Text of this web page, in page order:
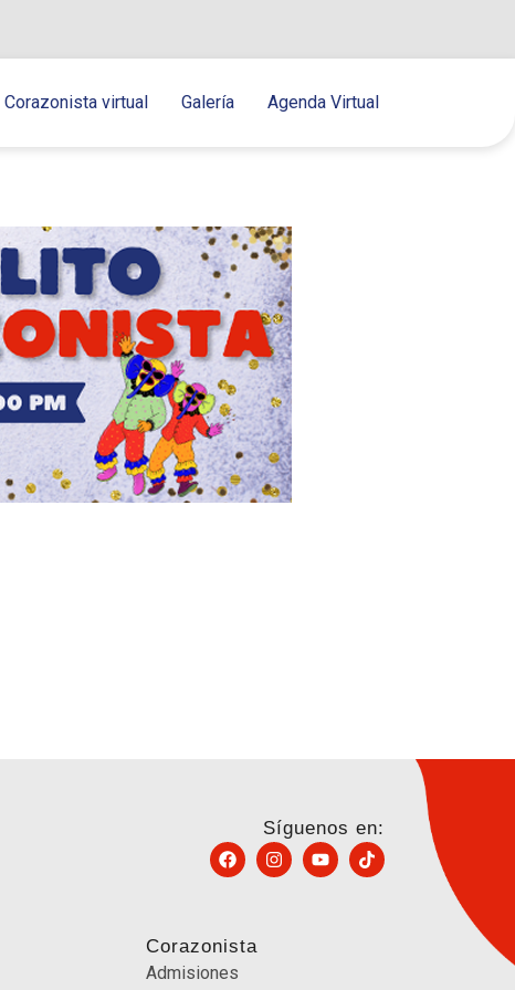
Corazonista virtual Galería Agenda Virtual
Síguenos en:
Corazonista
Admisiones